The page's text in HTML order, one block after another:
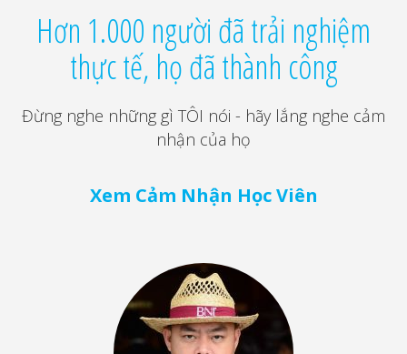
Hơn 1.000 người đã trải nghiệm
thực tế, họ đã thành công
Đừng nghe những gì TÔI nói - hãy lắng nghe cảm
nhận của họ
Xem Cảm Nhận Học Viên